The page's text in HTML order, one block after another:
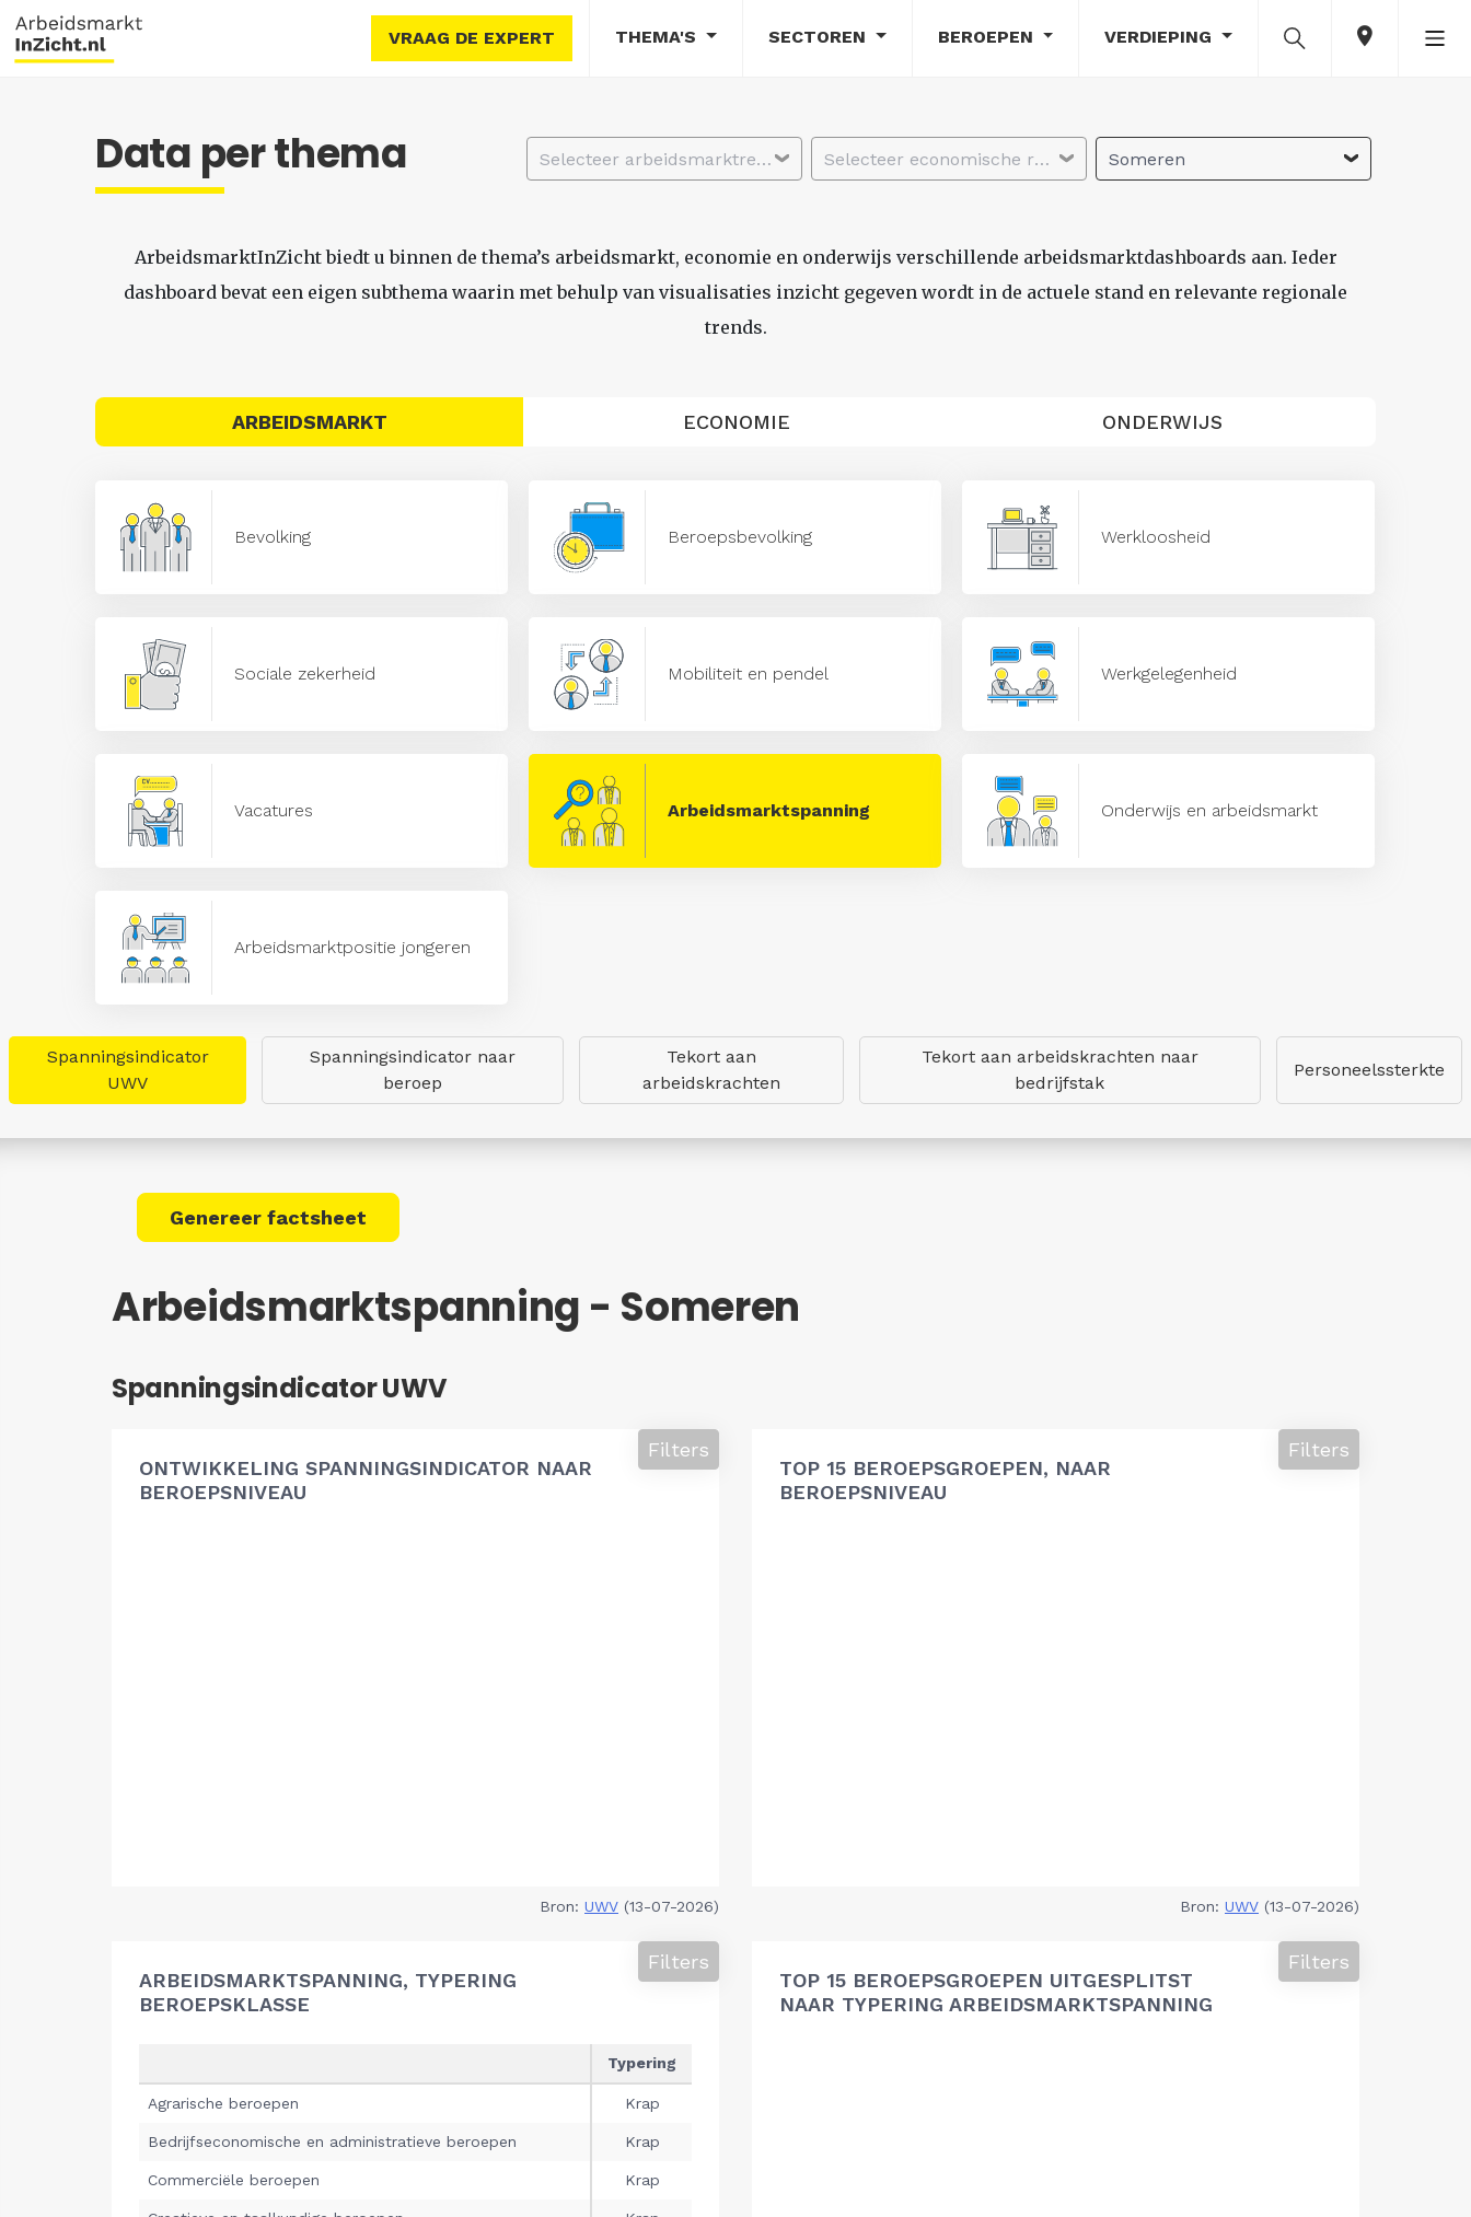
VRAAG DE EXPERT THEMA'S SECTOREN BEROEPEN VERDIEPING
Data per thema Selecteer arbeidsmarktregio Selecteer economische regio Someren
ArbeidsmarktInZicht biedt u binnen de thema’s arbeidsmarkt, economie en onderwijs verschillende arbeidsmarktdashboards aan. Ieder
dashboard bevat een eigen subthema waarin met behulp van visualisaties inzicht gegeven wordt in de actuele stand en relevante regionale
trends.
ARBEIDSMARKT ECONOMIE ONDERWIJS
Bevolking Beroepsbevolking Werkloosheid
Sociale zekerheid Mobiliteit en pendel Werkgelegenheid
Vacatures Arbeidsmarktspanning Onderwijs en arbeidsmarkt
Arbeidsmarktpositie jongeren
Spanningsindicator
UWV
Spanningsindicator naar
beroep
Tekort aan
arbeidskrachten
Tekort aan arbeidskrachten naar
bedrijfstak
Personeelssterkte
Genereer factsheet
Arbeidsmarktspanning - Someren
Spanningsindicator UWV
ONTWIKKELING SPANNINGSINDICATOR NAAR
BEROEPSNIVEAU
Filters
Bron: UWV (13-07-2026)
TOP 15 BEROEPSGROEPEN, NAAR
BEROEPSNIVEAU
Filters
Bron: UWV (13-07-2026)
ARBEIDSMARKTSPANNING, TYPERING
BEROEPSKLASSE
Filters
TOP 15 BEROEPSGROEPEN UITGESPLITST
NAAR TYPERING ARBEIDSMARKTSPANNING
Filters